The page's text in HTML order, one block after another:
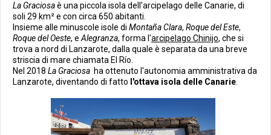
La Graciosaè una piccola isola dell'arcipelago delle Canarie, di
soli 29 km² e con circa 650 abitanti.
Insieme alle minuscole isole di Montaña Clara, Roque del Este,
Roque del Oeste, eAlegranza, forma l'arcipelago Chinijo, che si
trova a nord di Lanzarote, dalla quale è separata da una breve
striscia di mare chiamata El Río.
Nel 2018 La Graciosa ha ottenuto l'autonomia amministrativa da
Lanzarote, diventando di fatto l'ottava isola delle Canarie.